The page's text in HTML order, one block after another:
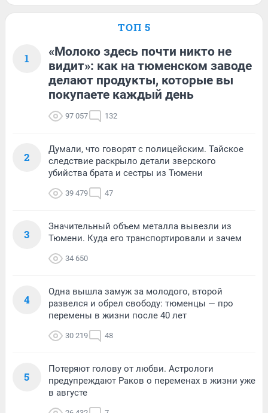
ТОП 5
1
«Молоко здесь почти никто не
видит»: как на тюменском заводе
делают продукты, которые вы
покупаете каждый день
97 057 132
2
Думали, что говорят с полицейским. Тайское
следствие раскрыло детали зверского
убийства брата и сестры из Тюмени
39 479 47
3
Значительный объем металла вывезли из
Тюмени. Куда его транспортировали и зачем
34 650
4
Одна вышла замуж за молодого, второй
развелся и обрел свободу: тюменцы — про
перемены в жизни после 40 лет
30 219 48
5
Потеряют голову от любви. Астрологи
предупреждают Раков о переменах в жизни уже
в августе